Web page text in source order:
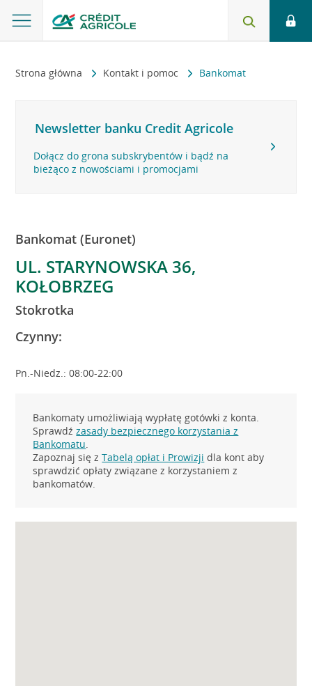
Strona główna Kontakt i pomoc Bankomat
Newsletter banku Credit Agricole
Dołącz do grona subskrybentów i bądź na
bieżąco z nowościami i promocjami
Bankomat (Euronet)
UL. STARYNOWSKA 36,
KOŁOBRZEG
Stokrotka
Czynny:
Pn.-Niedz.: 08:00-22:00
Bankomaty umożliwiają wypłatę gotówki z konta.
Sprawdźzasady bezpiecznego korzystania z
Bankomatu.
Zapoznaj się zTabelą opłat i Prowizji dla kont aby
sprawdzić opłaty związane z korzystaniem z
bankomatów.